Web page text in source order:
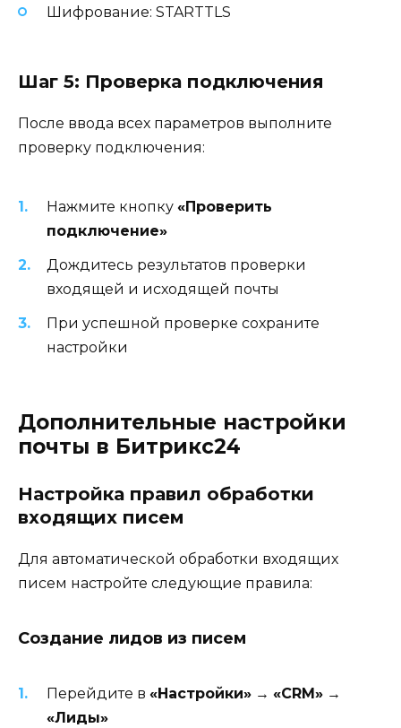
Шифрование: STARTTLS
Шаг 5: Проверка подключения
После ввода всех параметров выполните
проверку подключения:
Нажмите кнопку «Проверить
подключение»
Дождитесь результатов проверки
входящей и исходящей почты
При успешной проверке сохраните
настройки
Дополнительные настройки
почты в Битрикс24
Настройка правил обработки
входящих писем
Для автоматической обработки входящих
писем настройте следующие правила:
Создание лидов из писем
Перейдите в «Настройки» → «CRM» →
«Лиды»